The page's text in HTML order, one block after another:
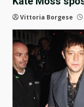
Vittoria Borgese